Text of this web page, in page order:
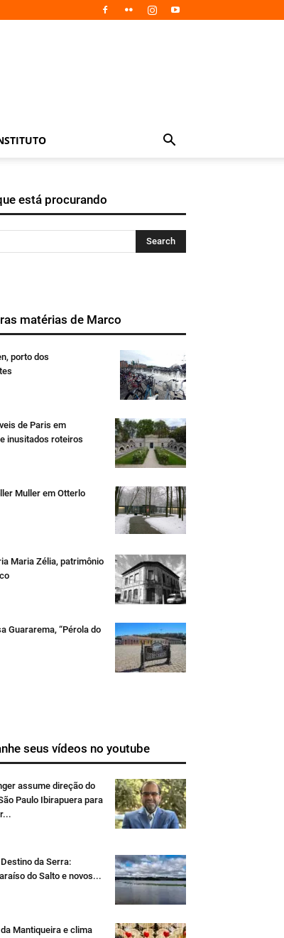
está procurando
matérias de Marco
porto dos
de Paris em
inusitados roteiros
Muller em Otterlo
Maria Zélia, patrimônio
Guararema, “Pérola do
seus vídeos no youtube
assume direção do
Paulo Ibirapuera para
da Serra:
do Salto e novos...
Mantiqueira e clima